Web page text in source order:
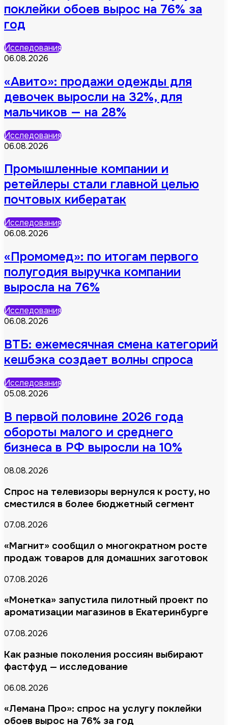
поклейки обоев вырос на 76% за
год
Исследования
06.08.2026
«Авито»: продажи одежды для
девочек выросли на 32%, для
мальчиков — на 28%
Исследования
06.08.2026
Промышленные компании и
ретейлеры стали главной целью
почтовых кибератак
Исследования
06.08.2026
«Промомед»: по итогам первого
полугодия выручка компании
выросла на 76%
Исследования
06.08.2026
ВТБ: ежемесячная смена категорий
кешбэка создает волны спроса
Исследования
05.08.2026
В первой половине 2026 года
обороты малого и среднего
бизнеса в РФ выросли на 10%
08.08.2026
Спрос на телевизоры вернулся к росту, но
сместился в более бюджетный сегмент
07.08.2026
«Магнит» сообщил о многократном росте
продаж товаров для домашних заготовок
07.08.2026
«Монетка» запустила пилотный проект по
ароматизации магазинов в Екатеринбурге
07.08.2026
Как разные поколения россиян выбирают
фастфуд — исследование
06.08.2026
«Лемана Про»: спрос на услугу поклейки
обоев вырос на 76% за год